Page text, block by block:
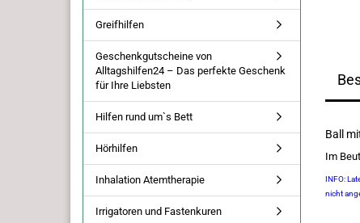
Ball
Im
INFO:
nicht
Greifhilfen
Geschenkgutscheine von
Alltagshilfen24 – Das perfekte Geschenk
für Ihre Liebsten
Hilfen rund um`s Bett
Hörhilfen
Inhalation Atemtherapie
Irrigatoren und Fastenkuren